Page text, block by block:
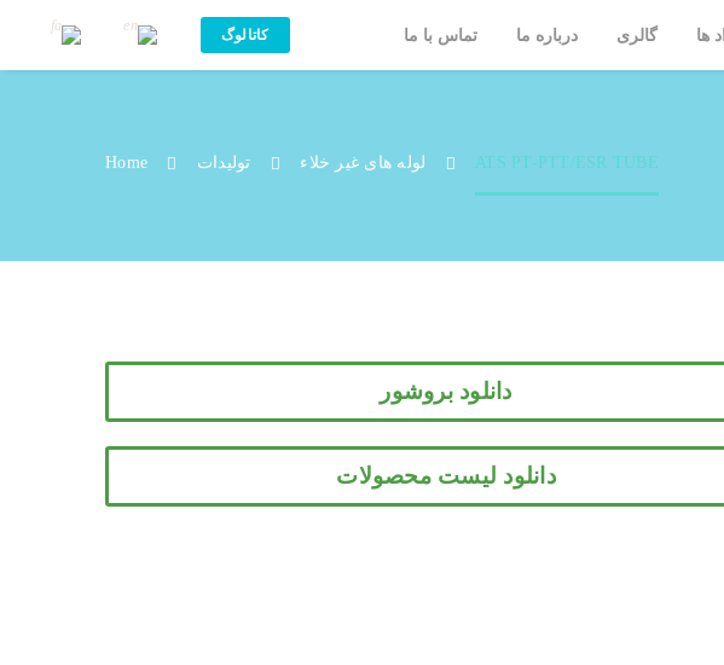
ها گالری درباره ما تماس با ما کاتالوگ
ATS PT-PTT/ESR TUBE
Home تولیدات لوله های غیر خلاء ATS PT-PTT/ESR TUBE
دانلود بروشور
دانلود لیست محصولات